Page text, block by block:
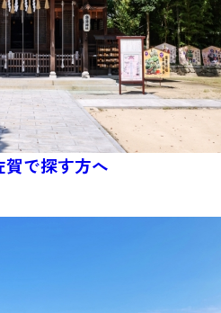
で探す方へ